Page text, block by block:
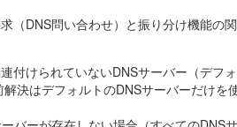
（DNS問い合わせ）と振り分け機能の
付けられていないDNSサーバー（デフ
決はデフォルトのDNSサーバーだけを